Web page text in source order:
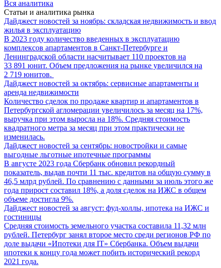
Вся аналитика
Статьи и аналитика рынка
Дайджест новостей за ноябрь: складская недвижимость и ввод
жилья в эксплуатацию
В 2023 году количество введенных в эксплуатацию
комплексов апартаментов в Санкт-Петербурге и
Ленинградской области насчитывает 110 проектов на
33 891 юнит. Объем предложения на рынке увеличился на
2 719 юнитов.
Дайджест новостей за октябрь: сервисные апартаменты и
аренда недвижимости
Количество сделок по продаже квартир и апартаментов в
Петербургской агломерации увеличилось за месяц на 17%,
выручка при этом выросла на 18%. Средняя стоимость
квадратного метра за месяц при этом практически не
изменилась.
Дайджест новостей за сентябрь: новостройки и самые
выгодные льготные ипотечные программы
В августе 2023 года Сбербанк обновил рекордный
показатель, выдав почти 11 тыс. кредитов на общую сумму в
46,5 млрд рублей. По сравнению с данными за июль этого же
года прирост составил 18%, а доля сделок на ИЖС в общем
объеме достигла 9%.
Дайджест новостей за август: фуд-холлы, ипотека на ИЖС и
гостиницы
Средняя стоимость земельного участка составила 11,32 млн
рублей. Петербург занял второе место среди регионов РФ по
доле выдачи «Ипотеки для IT» Сбербанка. Объем выдачи
ипотеки к концу года может побить исторический рекорд
2021 года.